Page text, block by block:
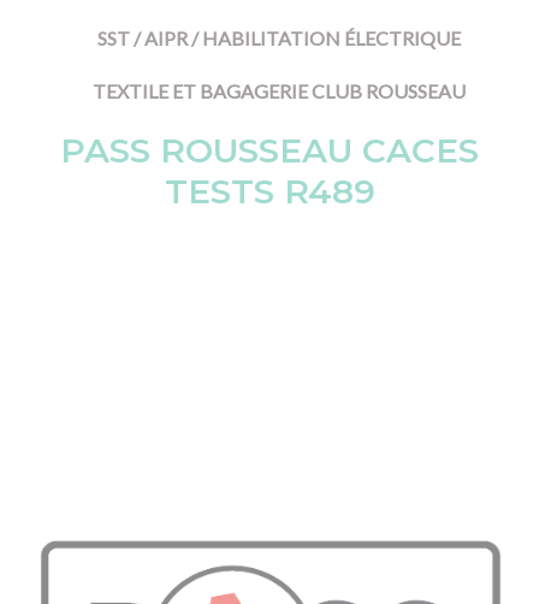
SST / AIPR / HABILITATION ÉLECTRIQUE
TEXTILE ET BAGAGERIE CLUB ROUSSEAU
PASS ROUSSEAU CACES
TESTS R489